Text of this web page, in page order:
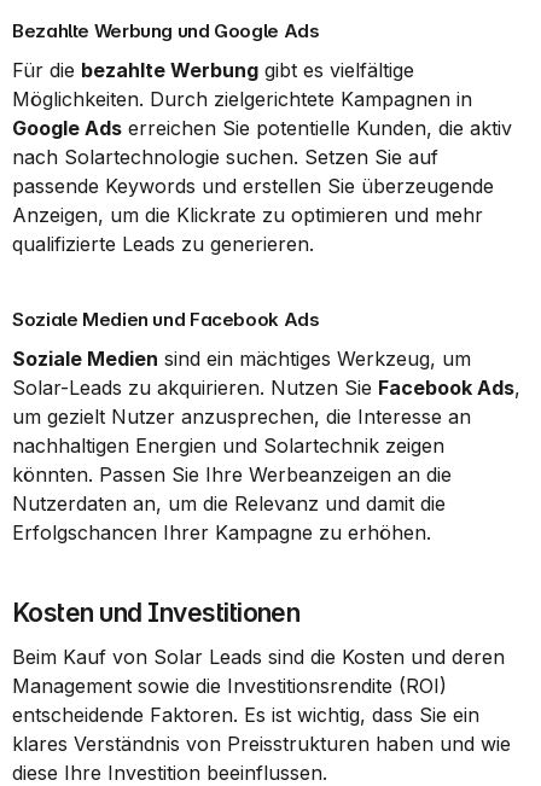
Bezahlte Werbung und Google Ads
Für die bezahlte Werbung gibt es vielfältige
Google Ads erreichen Sie potentielle Kunden, die aktiv
nach Solartechnologie suchen. Setzen Sie auf
passende Keywords und erstellen Sie überzeugende
Anzeigen, um die Klickrate zu optimieren und mehr
qualifizierte Leads zu generieren.
Soziale Medien und Facebook Ads
Soziale Medien sind ein mächtiges Werkzeug, um
Solar-Leads zu akquirieren. Nutzen Sie Facebook Ads,
um gezielt Nutzer anzusprechen, die Interesse an
nachhaltigen Energien und Solartechnik zeigen
könnten. Passen Sie Ihre Werbeanzeigen an die
Nutzerdaten an, um die Relevanz und damit die
Erfolgschancen Ihrer Kampagne zu erhöhen.
Kosten und Investitionen
Beim Kauf von Solar Leads sind die Kosten und deren
Management sowie die Investitionsrendite (ROI)
entscheidende Faktoren. Es ist wichtig, dass Sie ein
klares Verständnis von Preisstrukturen haben und wie
diese Ihre Investition beeinflussen.